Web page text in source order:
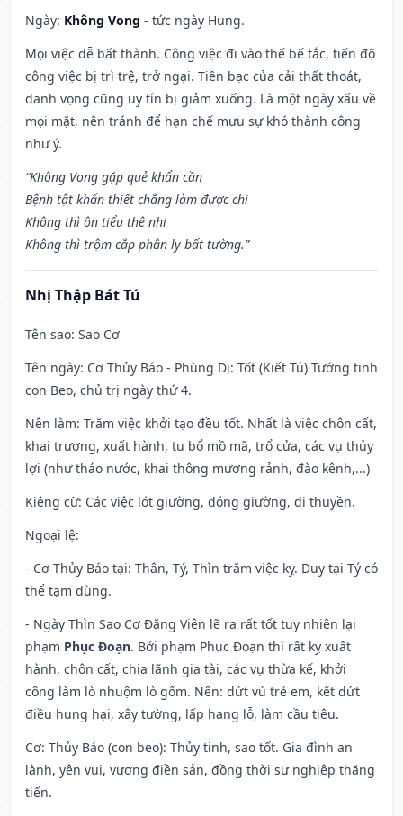
Ngày: Không Vong - tức ngày Hung.
Mọi việc dễ bất thành. Công việc đi vào thế bế tắc, tiến độ
công việc bị trì trệ, trở ngại. Tiền bạc của cải thất thoát,
danh vọng cũng uy tín bị giảm xuống. Là một ngày xấu về
mọi mặt, nên tránh để hạn chế mưu sự khó thành công
như ý.
“Không Vong gặp quẻ khẩn cần
Bệnh tật khẩn thiết chẳng làm được chi
Không thì ôn tiểu thê nhi
Không thì trộm cắp phân ly bất tường.”
Nhị Thập Bát Tú
Tên sao: Sao Cơ
Tên ngày: Cơ Thủy Báo - Phùng Dị: Tốt (Kiết Tú) Tướng tinh
con Beo, chủ trị ngày thứ 4.
Nên làm: Trăm việc khởi tạo đều tốt. Nhất là việc chôn cất,
khai trương, xuất hành, tu bổ mồ mã, trổ cửa, các vụ thủy
lợi (như tháo nước, khai thông mương rảnh, đào kênh,...)
Kiêng cữ: Các việc lót giường, đóng giường, đi thuyền.
Ngoại lệ:
- Cơ Thủy Báo tại: Thân, Tý, Thìn trăm việc kỵ. Duy tại Tý có
thể tạm dùng.
- Ngày Thìn Sao Cơ Đăng Viên lẽ ra rất tốt tuy nhiên lại
phạm Phục Đoạn. Bởi phạm Phục Đoạn thì rất kỵ xuất
hành, chôn cất, chia lãnh gia tài, các vụ thừa kế, khởi
công làm lò nhuộm lò gốm. Nên: dứt vú trẻ em, kết dứt
điều hung hại, xây tường, lấp hang lỗ, làm cầu tiêu.
Cơ: Thủy Báo (con beo): Thủy tinh, sao tốt. Gia đình an
lành, yên vui, vượng điền sản, đồng thời sự nghiệp thăng
tiến.